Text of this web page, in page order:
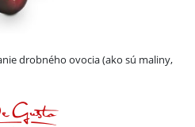
drobného ovocia (ako sú maliny,